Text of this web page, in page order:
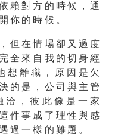
賴對方的時候，通
你的時候。
但在情場卻又過度
全來自我的切身經
想離職，原因是欠
的是，公司與主管
洽，彼此像是一家
件事成了理性與感
過一樣的難題。